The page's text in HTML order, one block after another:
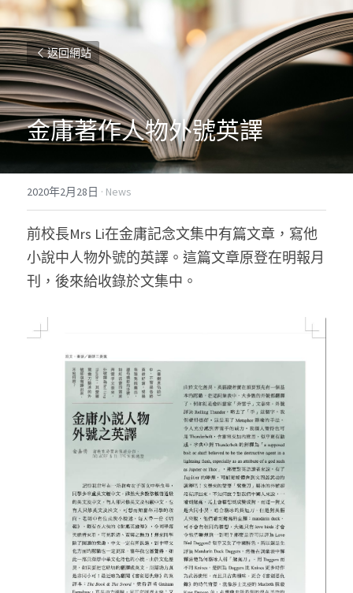
返回網站
金庸著作人物外號英譯
2020年2月28日 · News
前校長Mrs Li在金庸記念文集中有篇文章，寫他
小說中人物外號的英譯。這篇文章原登在明報月
刊，後來給收錄於文集中。